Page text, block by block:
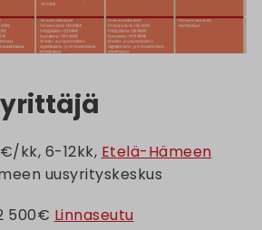
kk, 6-12kk, Etelä-Hämeen
uusyrityskeskus
500€ Linnaseutu